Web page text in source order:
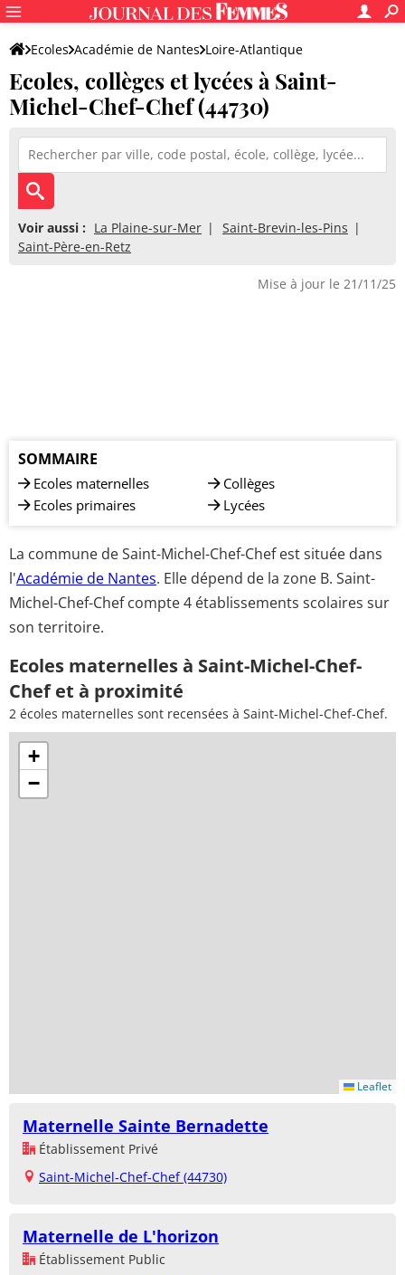
Ecoles Académie de Nantes Loire-Atlantique
Ecoles, collèges et lycées à Saint-
Michel-Chef-Chef (44730)
Voir aussi : La Plaine-sur-Mer
Saint-Brevin-les-Pins
Saint-Père-en-Retz
Mise à jour le 21/11/25
SOMMAIRE
Ecoles maternelles
Ecoles primaires
Collèges
Lycées
La commune de Saint-Michel-Chef-Chef est située dans
l'Académie de Nantes. Elle dépend de la zone B. Saint-
Michel-Chef-Chef compte 4 établissements scolaires sur
son territoire.
Ecoles maternelles à Saint-Michel-Chef-
Chef et à proximité
2 écoles maternelles sont recensées à Saint-Michel-Chef-Chef.
+
−
Leaflet
Maternelle Sainte Bernadette
Établissement Privé
Saint-Michel-Chef-Chef (44730)
Maternelle de L'horizon
Établissement Public